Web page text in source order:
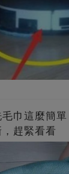
巾這麼簡單
趕緊看看